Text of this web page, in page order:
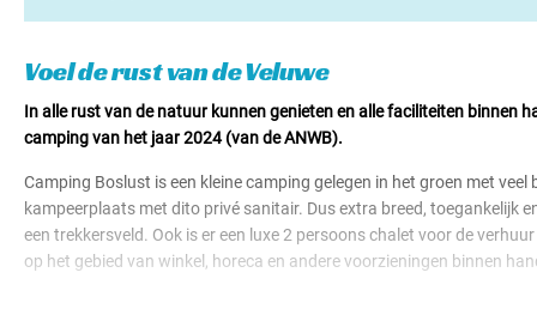
Voel de rust van de Veluwe
In alle rust van de natuur kunnen genieten en alle faciliteiten binnen
camping van het jaar 2024 (van de ANWB).
Camping Boslust is een kleine camping gelegen in het groen met
kampeerplaats met dito privé sanitair. Dus extra breed, toegankelijk
een trekkersveld. Ook is er een luxe 2 persoons chalet voor de
op het gebied van winkel, horeca en andere voorzieningen binnen
Huuraccomodaties v.a. € 125,00